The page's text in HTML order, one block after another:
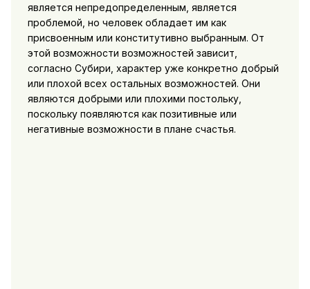
является непредопределенным, является
проблемой, но человек обладает им как
присвоенным или конститутивно выбранным. От
этой возможности возможностей зависит,
согласно Субири, характер уже конкретно добрый
или плохой всех остальных возможностей. Они
являются добрыми или плохими постольку,
поскольку появляются как позитивные или
негативные возможности в плане счастья.